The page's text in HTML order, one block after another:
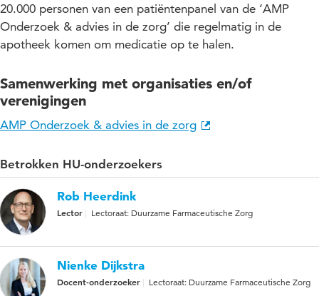
20.000 personen van een patiëntenpanel van de ‘AMP
Onderzoek & advies in de zorg’ die regelmatig in de
apotheek komen om medicatie op te halen.
Samenwerking met organisaties en/of
verenigingen
AMP Onderzoek & advies in de zorg
Betrokken HU-onderzoekers
Rob Heerdink
Lector Lectoraat: Duurzame Farmaceutische Zorg
Nienke Dijkstra
Docent-onderzoeker Lectoraat: Duurzame Farmaceutische Zorg